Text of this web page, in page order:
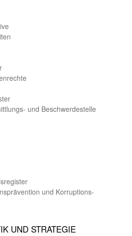
und Beschwerde­stelle
und Korrup­tions­
UND STRATEGIE